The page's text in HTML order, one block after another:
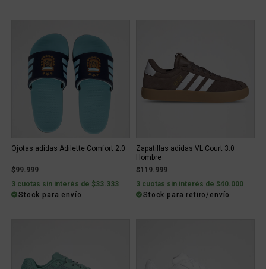
Ojotas adidas Adilette Comfort 2.0
$99.999
3 cuotas sin interés de $33.333
Stock para envío
Zapatillas adidas VL Court 3.0
Hombre
$119.999
3 cuotas sin interés de $40.000
Stock para retiro/envío